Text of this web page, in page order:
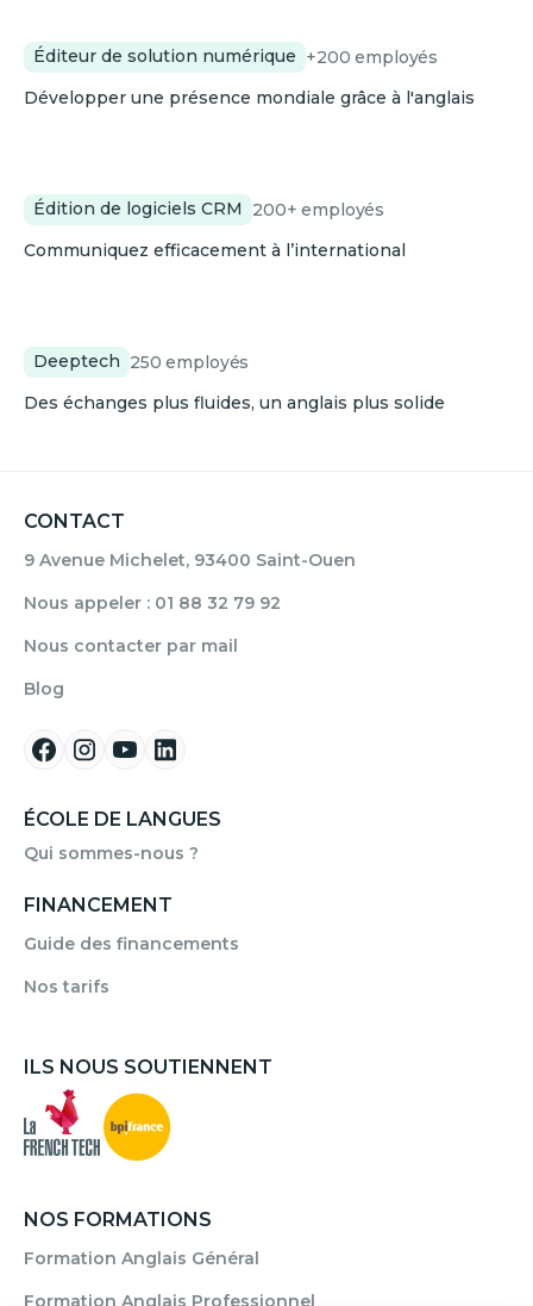
Éditeur de solution numérique +200 employés
Développer une présence mondiale grâce à l'anglais
Édition de logiciels CRM 200+ employés
Communiquez efficacement à l’international
Deeptech 250 employés
Des échanges plus fluides, un anglais plus solide
CONTACT
9 Avenue Michelet, 93400 Saint-Ouen
Nous appeler : 01 88 32 79 92
Nous contacter par mail
Blog
ÉCOLE DE LANGUES
Qui sommes-nous ?
FINANCEMENT
Guide des financements
Nos tarifs
ILS NOUS SOUTIENNENT
NOS FORMATIONS
Formation Anglais Général
Formation Anglais Professionnel